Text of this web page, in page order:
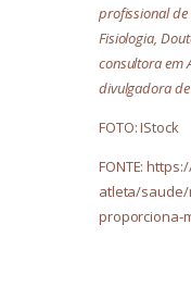
profissional de
Fisiologia,
consultora em
divulgadora
FOTO: IStock
FONTE:
atleta/
proporciona-